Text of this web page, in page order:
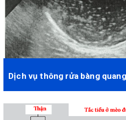
Dịch vụ thông rửa bàng
rất nhiều khách hàng đã sử dụng ch...